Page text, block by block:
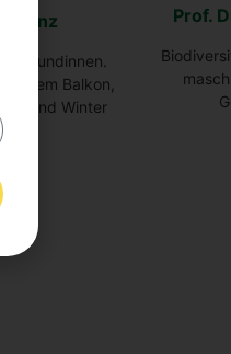
Tinz
Freun­din­nen.
dem Bal­kon,
und Win­ter
Prof.